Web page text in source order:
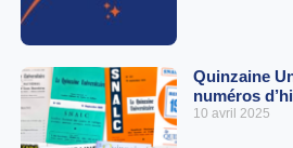
Quinzaine
numéros
10 avril 2025